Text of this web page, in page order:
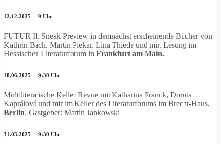
12.12.2025 - 19 Uhr
FUTUR II. Sneak Preview in demnächst erscheinende Bücher von
Kathrin Bach, Martin Piekar, Lina Thiede und mir. Lesung im
Hessischen Literaturforum in Frankfurt am Main.
18.06.2025 - 19:30 Uhr
Multiliterarische Keller-Revue mit Katharina Franck, Dorota
Kaprálová und mir im Keller des Literaturforums im Brecht-Haus,
Berlin. Gastgeber: Martin Jankowski
31.05.2025 - 19:30 Uhr